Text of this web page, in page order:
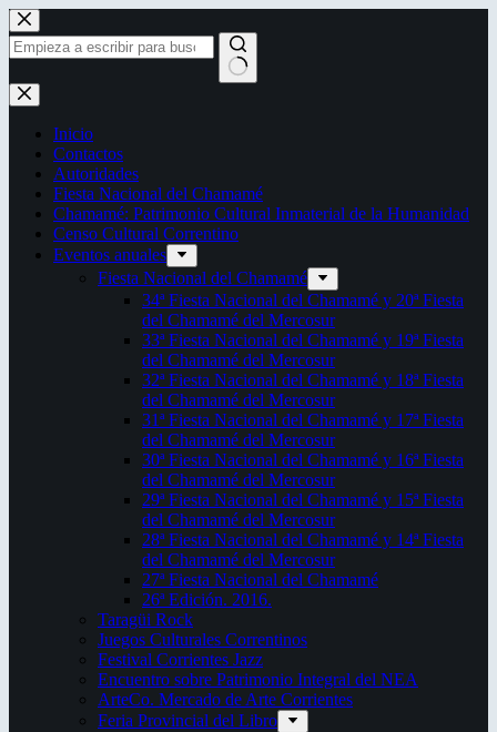
Saltar
al
contenido
Sin
resultados
Inicio
Contactos
Autoridades
Fiesta Nacional del Chamamé
Chamamé: Patrimonio Cultural Inmaterial de la Humanidad
Censo Cultural Correntino
Eventos anuales
Fiesta Nacional del Chamamé
34ª Fiesta Nacional del Chamamé y 20ª Fiesta
del Chamamé del Mercosur
33ª Fiesta Nacional del Chamamé y 19ª Fiesta
del Chamamé del Mercosur
32ª Fiesta Nacional del Chamamé y 18ª Fiesta
del Chamamé del Mercosur
31ª Fiesta Nacional del Chamamé y 17ª Fiesta
del Chamamé del Mercosur
30ª Fiesta Nacional del Chamamé y 16ª Fiesta
del Chamamé del Mercosur
29ª Fiesta Nacional del Chamamé y 15ª Fiesta
del Chamamé del Mercosur
28ª Fiesta Nacional del Chamamé y 14ª Fiesta
del Chamamé del Mercosur
27ª Fiesta Nacional del Chamamé
26ª Edición. 2016.
Taragüi Rock
Juegos Culturales Correntinos
Festival Corrientes Jazz
Encuentro sobre Patrimonio Integral del NEA
ArteCo. Mercado de Arte Corrientes
Feria Provincial del Libro